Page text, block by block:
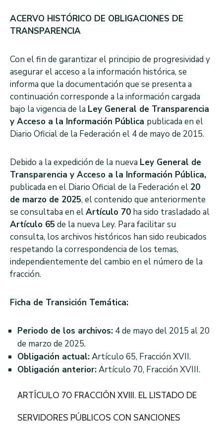
ACERVO HISTÓRICO DE OBLIGACIONES DE
TRANSPARENCIA
Con el fin de garantizar el principio de progresividad y
asegurar el acceso a la información histórica, se
informa que la documentación que se presenta a
continuación corresponde a la información cargada
bajo la vigencia de la Ley General de Transparencia
y Acceso a la Información Pública publicada en el
Diario Oficial de la Federación el 4 de mayo de 2015.
Debido a la expedición de la nueva Ley General de
Transparencia y Acceso a la Información Pública,
publicada en el Diario Oficial de la Federación el 20
de marzo de 2025, el contenido que anteriormente
se consultaba en elArtículo 70 ha sido trasladado al
Artículo 65 de la nueva Ley. Para facilitar su
consulta, los archivos históricos han sido reubicados
respetando la correspondencia de los temas,
independientemente del cambio en el número de la
fracción.
Ficha de Transición Temática:
Periodo de los archivos: 4 de mayo del 2015 al 20
de marzo de 2025.
Obligación actual:Artículo 65, Fracción XVII.
Obligación anterior:Artículo 70, Fracción XVIII.
ARTÍCULO 70 FRACCIÓN XVIII. EL LISTADO DE
SERVIDORES PÚBLICOS CON SANCIONES